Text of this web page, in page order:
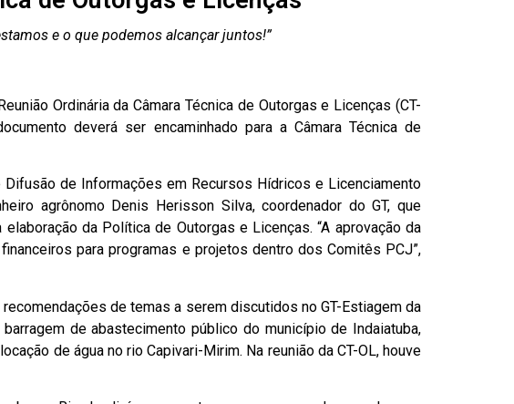
e o que podemos alcançar juntos!”
Ordinária da Câmara Técnica de Outorgas e Licenças (CT-
deverá ser encaminhado para a Câmara Técnica de
de Informações em Recursos Hídricos e Licenciamento
agrônomo Denis Herisson Silva, coordenador do GT, que
da Política de Outorgas e Licenças. “A aprovação da
para programas e projetos dentro dos Comitês PCJ”,
de temas a serem discutidos no GT-Estiagem da
de abastecimento público do município de Indaiatuba,
de água no rio Capivari-Mirim. Na reunião da CT-OL, houve